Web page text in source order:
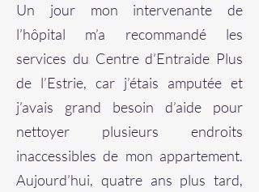
Un jour mon intervenante de
l’hôpital m’a recommandé les
services du Centre d’Entraide Plus
de l’Estrie, car j’étais amputée et
j’avais grand besoin d’aide pour
nettoyer plusieurs endroits
inaccessibles de mon appartement.
Aujourd’hui, quatre ans plus tard,